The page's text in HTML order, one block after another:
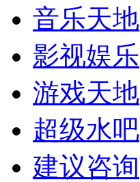
音乐天地
影视娱乐
游戏天地
超级水吧
建议咨询